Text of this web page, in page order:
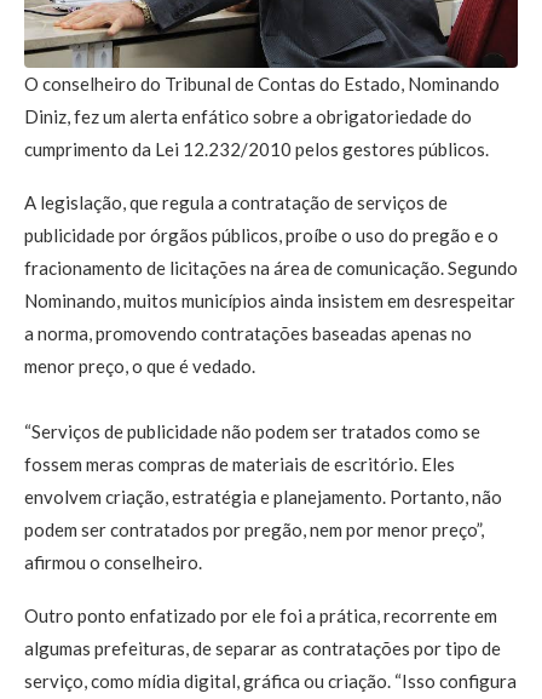
O conselheiro do Tribunal de Contas do Estado, Nominando
Diniz, fez um alerta enfático sobre a obrigatoriedade do
cumprimento da Lei 12.232/2010 pelos gestores públicos.
A legislação, que regula a contratação de serviços de
publicidade por órgãos públicos, proíbe o uso do pregão e o
fracionamento de licitações na área de comunicação. Segundo
Nominando, muitos municípios ainda insistem em desrespeitar
a norma, promovendo contratações baseadas apenas no
menor preço, o que é vedado.
“Serviços de publicidade não podem ser tratados como se
fossem meras compras de materiais de escritório. Eles
envolvem criação, estratégia e planejamento. Portanto, não
podem ser contratados por pregão, nem por menor preço”,
afirmou o conselheiro.
Outro ponto enfatizado por ele foi a prática, recorrente em
algumas prefeituras, de separar as contratações por tipo de
serviço, como mídia digital, gráfica ou criação. “Isso configura